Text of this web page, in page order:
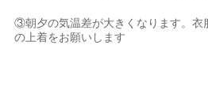
③朝夕の気温差が大きくなります。衣
の上着をお願いします